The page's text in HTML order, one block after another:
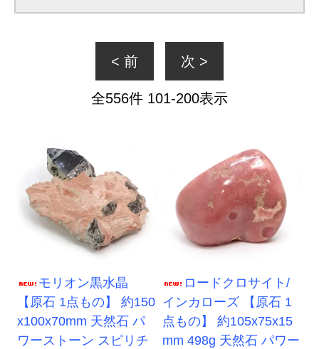
< 前 次 >
全556件 101-200表示
モリオン黒水晶
【原石 1点もの】 約150
x100x70mm 天然石 パ
ワーストーン スピリチ
ロードクロサイト/
インカローズ 【原石 1
点もの】 約105x75x15
mm 498g 天然石 パワー